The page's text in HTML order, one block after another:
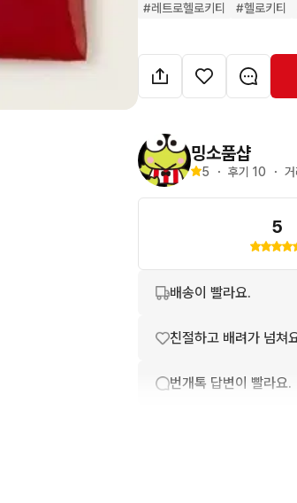
#레트로헬로키티 #헬로키티
밍소품샵
5 ・ 후기 10 ・
5
배송이 빨라요.
친절하고 배려가 넘쳐
번개톡 답변이 빨라요.